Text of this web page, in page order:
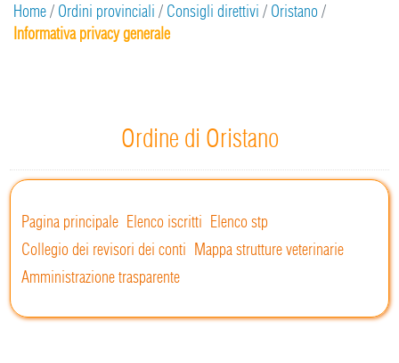
Home/ Ordini provinciali / Consigli direttivi / Oristano/
Informativa privacy generale
Ordine di Oristano
Pagina principale Elenco iscritti Elenco stp
Collegio dei revisori dei conti Mappa strutture veterinarie
Amministrazione trasparente